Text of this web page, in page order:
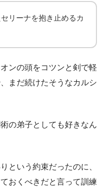
リーナを抱き止めるカ
ンの頭をコツンと剣で軽
まだ続けたそうなカルシ
の弟子としても好きなん
という約束だったのに、
おくべきだと言って訓練